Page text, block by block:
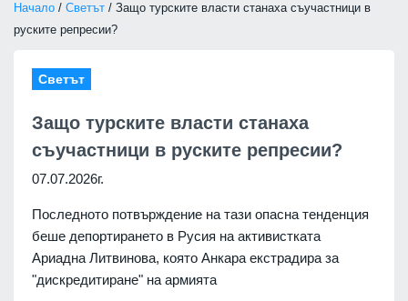
Начало / Светът / Защо турските власти станаха съучастници в
руските репресии?
Светът
Защо турските власти станаха
съучастници в руските репресии?
07.07.2026г.
Последното потвърждение на тази опасна тенденция
беше депортирането в Русия на активистката
Ариадна Литвинова, която Анкара екстрадира за
"дискредитиране" на армията